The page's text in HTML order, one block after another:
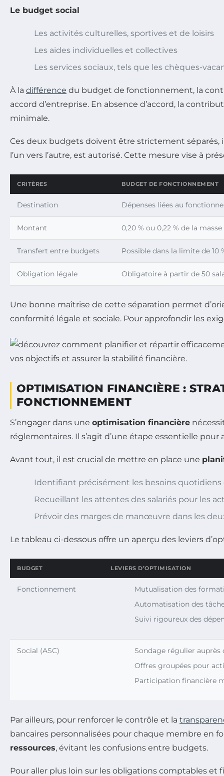
Le budget social
Les activités culturelles, sportives et de loisirs
Les aides individuelles et collectives
Les services sociaux, tels que les chèques-
À la différence du budget de fonctionnement, la
accord d’entreprise. En absence d’accord, la
minimale.
Ces deux budgets doivent être strictement séparés,
l’un vers l’autre, est autorisé. Cette mesure vise à
CRITÈRES BUDGET DE FONCTIONNEMENT
Destination Dépenses liées au
Montant 0,20 % ou 0,22 % de la
Transfert entre budgets Possible dans la limite de 10
Obligation légale Obligatoire à partir de 50
Une bonne maîtrise de cette séparation permet
conformité légale et sociale. Pour approfondir les
OPTIMISATION FINANCIÈRE :
FONCTIONNEMENT
S’engager dans une optimisation financière
réglementaires. Il s’agit d’une étape essentielle
Avant tout, il est crucial de mettre en place une
Identifiant précisément les besoins
Recueillant les attentes des salariés pour les
Prévoir des marges de manœuvre dans les
Le tableau ci-dessous offre un aperçu des leviers
BUDGET LEVIERS D’OPTIMISATION
Fonctionnement
Mutualisation des
Automatisation des
Suivi rigoureux des
Social (ASC)
Sondage régulier auprès
Offres groupées pour
Participation financière
Par ailleurs, pour renforcer le contrôle et la
bancaires personnalisées pour chaque membre en
ressources, évitant les confusions entre budgets.
Pour aller plus loin sur les obligations comptables et